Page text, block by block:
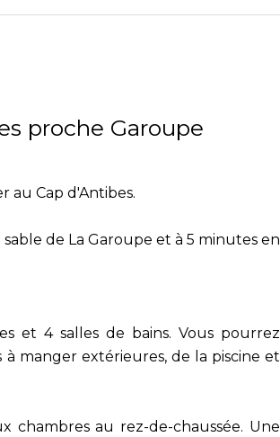
proche Garoupe
au Cap d'Antibes.
de La Garoupe et à 5 minutes en
et 4 salles de bains. Vous pourrez
manger extérieures, de la piscine et
chambres au rez-de-chaussée. Une